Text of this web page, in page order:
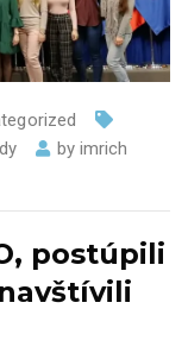
by imrich
postúpili